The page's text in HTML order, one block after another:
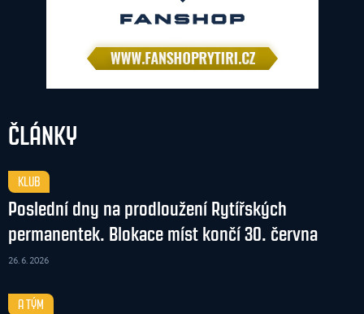
ČLÁNKY
KLUB
Poslední dny na prodloužení Rytířských
permanentek. Blokace míst končí 30. června
26. 6. 2026
A TÝM